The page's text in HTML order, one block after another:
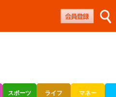
スポーツ ライフ マネー